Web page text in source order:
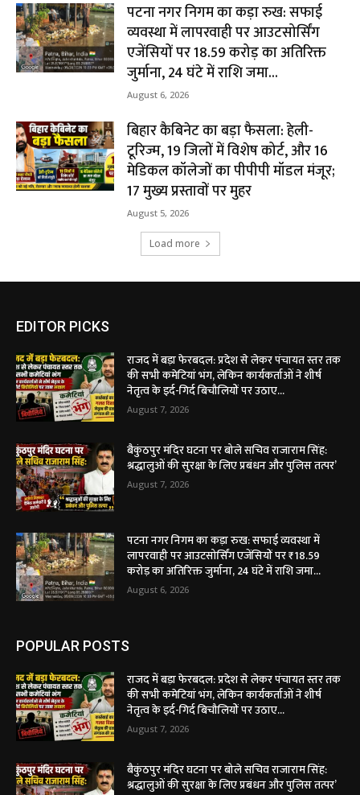
पटना नगर निगम का कड़ा रुख: सफाई
व्यवस्था में लापरवाही पर आउटसोर्सिंग
एजेंसियों पर ₹18.59 करोड़ का अतिरिक्त
जुर्माना, 24 घंटे में राशि जमा...
August 6, 2026
बिहार कैबिनेट का बड़ा फैसला: हेली-
टूरिज्म, 19 जिलों में विशेष कोर्ट, और 16
मेडिकल कॉलेजों का पीपीपी मॉडल मंजूर;
17 मुख्य प्रस्तावों पर मुहर
August 5, 2026
Load more
EDITOR PICKS
राजद में बड़ा फेरबदल: प्रदेश से लेकर पंचायत स्तर तक
की सभी कमेटियां भंग, लेकिन कार्यकर्ताओं ने शीर्ष
नेतृत्व के इर्द-गिर्द बिचौलियों पर उठाए...
August 7, 2026
बैकुंठपुर मंदिर घटना पर बोले सचिव राजाराम सिंह:
श्रद्धालुओं की सुरक्षा के लिए प्रबंधन और पुलिस तत्पर’
August 7, 2026
पटना नगर निगम का कड़ा रुख: सफाई व्यवस्था में
लापरवाही पर आउटसोर्सिंग एजेंसियों पर ₹18.59
करोड़ का अतिरिक्त जुर्माना, 24 घंटे में राशि जमा...
August 6, 2026
POPULAR POSTS
राजद में बड़ा फेरबदल: प्रदेश से लेकर पंचायत स्तर तक
की सभी कमेटियां भंग, लेकिन कार्यकर्ताओं ने शीर्ष
नेतृत्व के इर्द-गिर्द बिचौलियों पर उठाए...
August 7, 2026
बैकुंठपुर मंदिर घटना पर बोले सचिव राजाराम सिंह:
श्रद्धालुओं की सुरक्षा के लिए प्रबंधन और पुलिस तत्पर’